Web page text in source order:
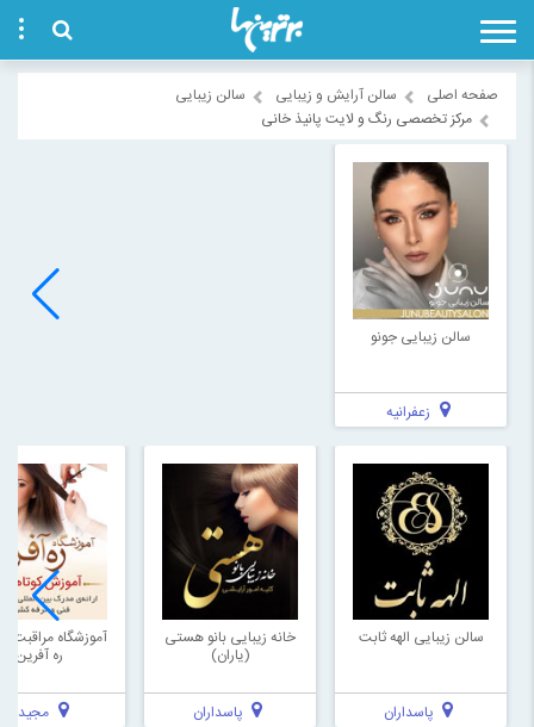
صفحه اصلی سالن آرایش و زیبایی
سالن زیبایی
مرکز تخصصی رنگ و لایت پانیذ خانی
سالن زیبایی جونو
زعفرانیه
سالن زیبایی الهه ثابت
پاسداران
خانه زیبایی بانو هستی
(یاران)
پاسداران
آموزشگاه مراقبت
ره آفرین
مجیدیه